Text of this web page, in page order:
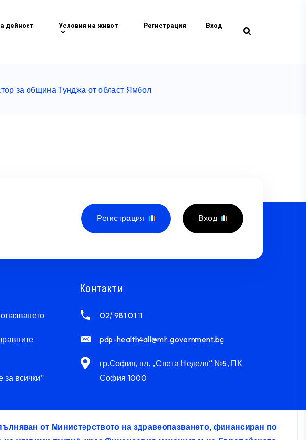
дейност Условия на живот Регистрация Вход
за община Тунджа от област Ямбол
Регистрация Вход
за всички"
Контакти
02/ 981 01 11
pdp-health4all@mh.government.bg
гр.София, пл. „Света Неделя“ №5, ПК
София 1000
от Министерството на здравеопазването, финансиран по